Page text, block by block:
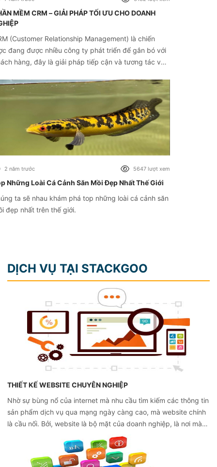
MỀM CRM – GIẢI PHÁP TỐI ƯU CHO DOANH
(Customer Relationship Management) là chiến
đang được nhiều công ty phát triển để gắn bó với
hàng, đây là giải pháp tiếp cận và tương tác với
khách hàng để phục vụ khách hàng toàn diện nhất.
2 năm trước 5647 lượt xem
Những Loài Cá Cảnh Săn Mồi Đẹp Nhất Thế Giới
ta sẽ nhau khám phá top những loài cá cảnh săn
đẹp nhất trên thế giới.
DỊCH VỤ TẠI STACKGOO
THIẾT KẾ WEBSITE CHUYÊN NGHIỆP
Nhờ sự bùng nổ của internet mà nhu cầu tìm kiếm các thông tin
sản phẩm dịch vụ qua mạng ngày càng cao, mà website chính
là cầu nối. Bởi, website là bộ mặt của doanh nghiệp, là nơi mà
khách hàng có thể nhận diện và biết đến các sản phẩm dịch vụ
của doanh nghiệp và giúp khách hàng nhớ đến bạn dễ dàng.